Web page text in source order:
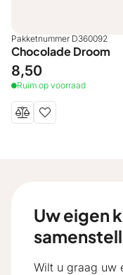
Pakketnummer D360092
Chocolade Droom
8,50
Ruim op voorraad
Uw eigen
Wilt u graag uw